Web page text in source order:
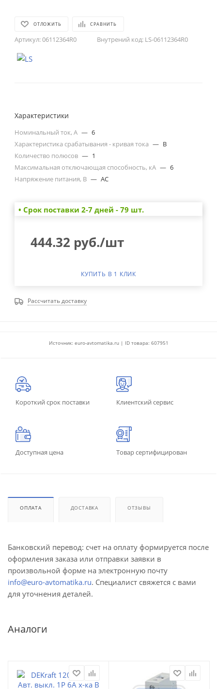
ОТЛОЖИТЬ СРАВНИТЬ
Артикул:06112364R0 Внутрений код: LS-06112364R0
Характеристики
Номинальный ток, А — 6
Характеристика срабатывания - кривая тока — B
Количество полюсов — 1
Максимальная отключающая способность, кА — 6
Напряжение питания, В — AC
• Cрок поставки 2-7 дней - 79 шт.
444.32 руб./шт
КУПИТЬ В 1 КЛИК
Рассчитать доставку
Источник: euro-avtomatika.ru | ID товара: 607951
Короткий срок поставки Клиентский сервис
Доступная цена Товар сертифицирован
ОПЛАТА ДОСТАВКА ОТЗЫВЫ
Банковский перевод: счет на оплату формируется после
оформления заказа или отправки заявки в
произвольной форме на электронную почту
info@euro-avtomatika.ru. Специалист свяжется с вами
для уточнения деталей.
Аналоги